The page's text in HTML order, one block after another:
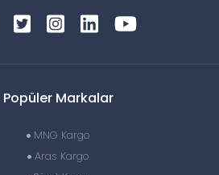
Popüler Markalar
MNG Kargo
Aras Kargo